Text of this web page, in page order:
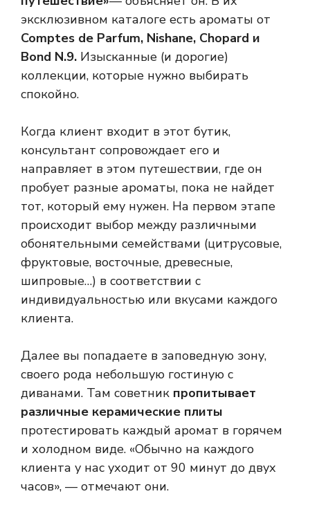
эксклюзивном каталоге есть ароматы от
Comptes de Parfum, Nishane, Chopard и
Bond N.9. Изысканные (и дорогие)
коллекции, которые нужно выбирать
спокойно.
Когда клиент входит в этот бутик,
консультант сопровождает его и
направляет в этом путешествии, где он
пробует разные ароматы, пока не найдет
тот, который ему нужен. На первом этапе
происходит выбор между различными
обонятельными семействами (цитрусовые,
фруктовые, восточные, древесные,
шипровые…) в соответствии с
индивидуальностью или вкусами каждого
клиента.
Далее вы попадаете в заповедную зону,
своего рода небольшую гостиную с
диванами. Там советник пропитывает
различные керамические плиты
протестировать каждый аромат в горячем
и холодном виде. «Обычно на каждого
клиента у нас уходит от 90 минут до двух
часов», — отмечают они.